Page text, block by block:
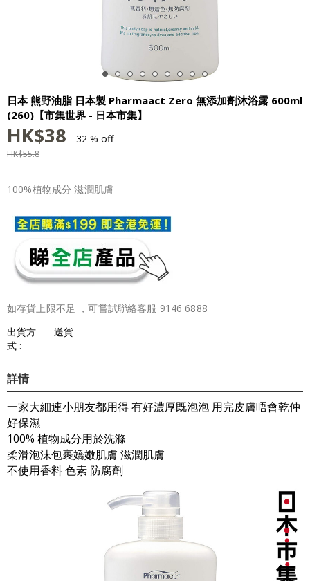
日本 熊野油脂 日本製 Pharmaact Zero 無添加劑沐浴露 600ml
(260)【市集世界 - 日本市集】
HK$38 32 % off
HK$55.8
100%植物成分 滋潤肌膚
如存貨上限不足 ，可嘗試聯絡客服 9146 6888
出貨方
式 :
送貨
詳情
一家大細連小朋友都用得 有好濃厚既泡泡 用完皮膚唔會乾仲
好保濕
100% 植物成分用於洗滌
柔滑泡沫包裹嬌嫩肌膚 滋潤肌膚
不使用香料 色素 防腐劑